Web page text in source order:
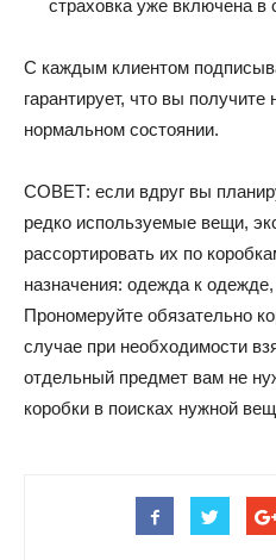
страховка уже включена в
С каждым клиентом
гарантирует, что вы
нормальном состоянии.
СОВЕТ: если вдруг вы
редко используемые вещи,
рассортировать их по
назначения: одежда к
Прономеруйте обязательно
случае при необходимости
отдельный предмет вам не
коробки в поисках нужной